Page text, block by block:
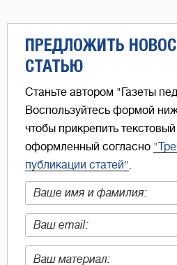
ПРЕДЛОЖИТЬ
СТАТЬЮ
Станьте автором "Газеты
Воспользуйтесь формой
чтобы прикрепить
оформленный согласно
публикации статей".